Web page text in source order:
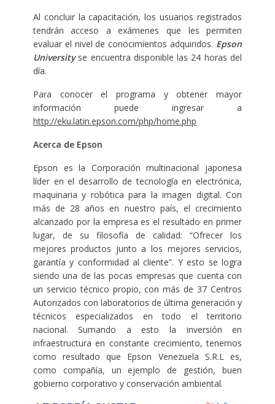
Al concluir la capacitación, los usuarios registrados
tendrán acceso a exámenes que les permiten
evaluar el nivel de conocimientos adquiridos. Epson
Universityse encuentra disponible las 24 horas del
día.
Para conocer el programa y obtener mayor
información puede ingresar a
http://eku.latin.epson.com/php/home.php
Acerca de Epson
Epson es la Corporación multinacional japonesa
líder en el desarrollo de tecnología en electrónica,
maquinaria y robótica para la imagen digital. Con
más de 28 años en nuestro país, el crecimiento
alcanzado por la empresa es el resultado en primer
lugar, de su filosofía de calidad: “Ofrecer los
mejores productos junto a los mejores servicios,
garantía y conformidad al cliente”. Y esto se logra
siendo una de las pocas empresas que cuenta con
un servicio técnico propio, con más de 37 Centros
Autorizados con laboratorios de última generación y
técnicos especializados en todo el territorio
nacional. Sumando a esto la inversión en
infraestructura en constante crecimiento, tenemos
como resultado que Epson Venezuela S.R.L es,
como compañía, un ejemplo de gestión, buen
gobierno corporativo y conservación ambiental.